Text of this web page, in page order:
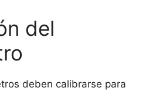
del
deben calibrarse para